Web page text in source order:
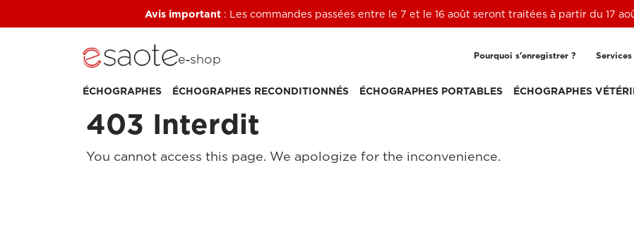
Avis important: Les commandes passées entre le 7 et le 16 août seront traitées à partir du 17
e‑shop Pourquoi s'enregistrer ? Services
ÉCHOGRAPHES ÉCHOGRAPHES RECONDITIONNÉS ÉCHOGRAPHES PORTABLES ÉCHOGRAPHES
403 Interdit
You cannot access this page. We apologize for the inconvenience.